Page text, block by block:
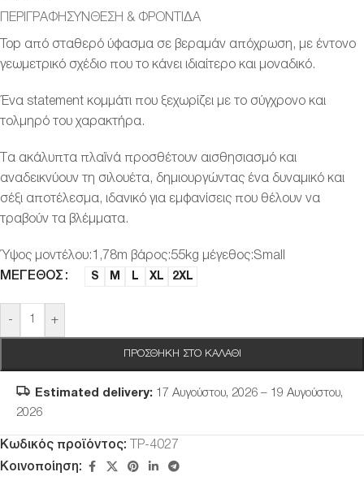
ΠΕΡΙΓΡΑΦΗ ΣΎΝΘΕΣΗ & ΦΡΟΝΤΊΔΑ
Top από σταθερό ύφασμα σε βεραμάν απόχρωση, με έντονο
γεωμετρικό σχέδιο που το κάνει ιδιαίτερο και μοναδικό.
Ένα statement κομμάτι που ξεχωρίζει με το σύγχρονο και
τολμηρό του χαρακτήρα.
Τα ακάλυπτα πλαϊνά προσθέτουν αισθησιασμό και
αναδεικνύουν τη σιλουέτα, δημιουργώντας ένα δυναμικό και
σέξι αποτέλεσμα, ιδανικό για εμφανίσεις που θέλουν να
τραβούν τα βλέμματα.
Ύψος μοντέλου:1,78m βάρος:55kg μέγεθος:Small
ΜΈΓΕΘΟΣ
S M L XL 2XL
- +
ΠΡΟΣΘΉΚΗ ΣΤΟ ΚΑΛΆΘΙ
Estimated delivery: 17 Αυγούστου, 2026 – 19 Αυγούστου,
2026
Κωδικός προϊόντος:
TP-4027
Κοινοποίηση: